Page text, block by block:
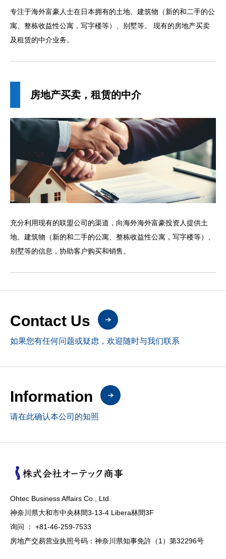
专注于海外富豪人士在日本拥有的土地、建筑物（新的和二手的公
寓、整栋收益性公寓，写字楼等）、别墅等。 现有的房地产买卖
及租赁的中介业务。
房地产买卖，租赁的中介
充分利用现有的联盟公司的渠道，向海外海外富豪投资人提供土
地、建筑物（新的和二手的公寓、整栋收益性公寓，写字楼等）、
别墅等的信息，协助客户购买和销售。
Contact Us
如果您有任何问题或疑虑，欢迎随时与我们联系
Information
请在此确认本公司的知照
Ohtec Business Affairs Co., Ltd.
神奈川県大和市中央林間3-13-4 Libera林間3F
询问 ： +81-46-259-7533
房地产交易营业执照号码：神奈川県知事免許（1）第32296号